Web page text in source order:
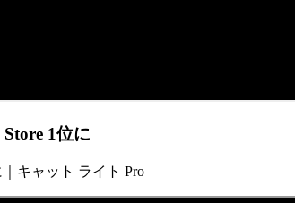
1位に
キャット ライト Pro